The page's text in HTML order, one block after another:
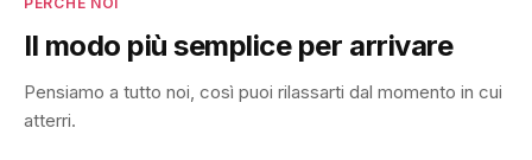
Il modo più semplice per arrivare
Pensiamo a tutto noi, così puoi rilassarti dal momento in cui
atterri.